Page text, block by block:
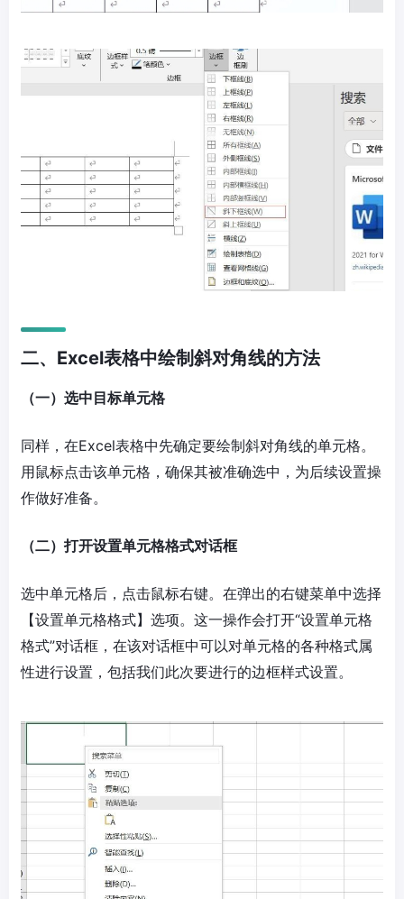
二、Excel表格中绘制斜对角线的方法
（一）选中目标单元格
同样，在Excel表格中先确定要绘制斜对角线的单元格。
用鼠标点击该单元格，确保其被准确选中，为后续设置操
作做好准备。
（二）打开设置单元格格式对话框
选中单元格后，点击鼠标右键。在弹出的右键菜单中选择
【设置单元格格式】选项。这一操作会打开“设置单元格
格式”对话框，在该对话框中可以对单元格的各种格式属
性进行设置，包括我们此次要进行的边框样式设置。